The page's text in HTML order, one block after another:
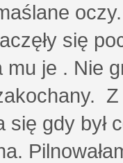
się
mu je . Nie
Z
się gdy był